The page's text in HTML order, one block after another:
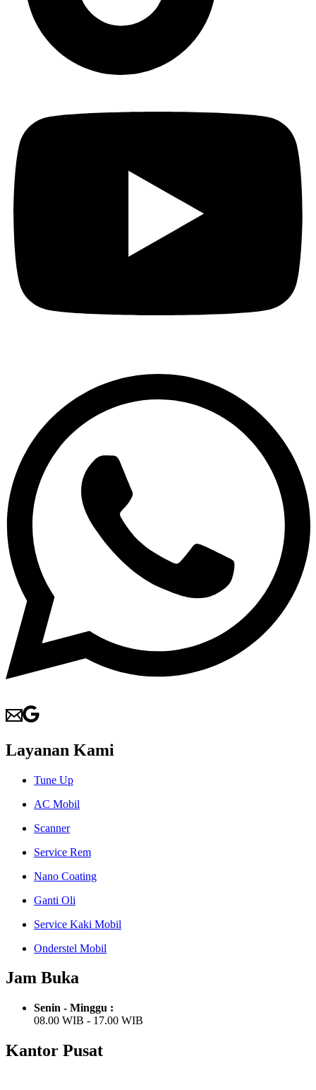
Layanan Kami
Tune Up
AC Mobil
Scanner
Service Rem
Nano Coating
Ganti Oli
Service Kaki Mobil
Onderstel Mobil
Jam Buka
Senin - Minggu :
08.00 WIB - 17.00 WIB
Kantor Pusat